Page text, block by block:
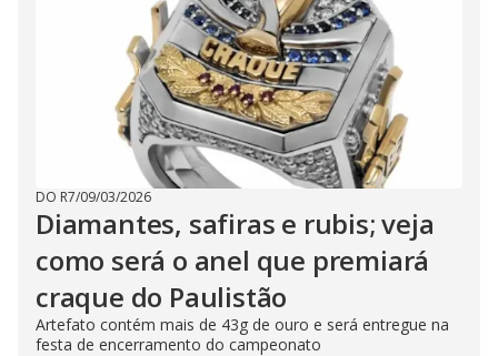
DO R7/09/03/2026
Diamantes, safiras e rubis; veja
como será o anel que premiará
craque do Paulistão
Artefato contém mais de 43g de ouro e será entregue na
festa de encerramento do campeonato